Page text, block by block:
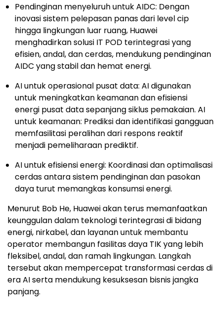
Pendinginan menyeluruh untuk AIDC: Dengan
inovasi sistem pelepasan panas dari level cip
hingga lingkungan luar ruang, Huawei
menghadirkan solusi IT POD terintegrasi yang
efisien, andal, dan cerdas, mendukung pendinginan
AIDC yang stabil dan hemat energi.
AI untuk operasional pusat data: AI digunakan
untuk meningkatkan keamanan dan efisiensi
energi pusat data sepanjang siklus pemakaian. AI
untuk keamanan: Prediksi dan identifikasi gangguan
memfasilitasi peralihan dari respons reaktif
menjadi pemeliharaan prediktif.
AI untuk efisiensi energi: Koordinasi dan optimalisasi
cerdas antara sistem pendinginan dan pasokan
daya turut memangkas konsumsi energi.
Menurut Bob He, Huawei akan terus memanfaatkan
keunggulan dalam teknologi terintegrasi di bidang
energi, nirkabel, dan layanan untuk membantu
operator membangun fasilitas daya TIK yang lebih
fleksibel, andal, dan ramah lingkungan. Langkah
tersebut akan mempercepat transformasi cerdas di
era AI serta mendukung kesuksesan bisnis jangka
panjang.